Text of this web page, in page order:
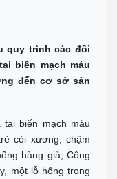
quy trình các đối
biến mạch máu
đến cơ sở sản
biến mạch máu
còi xương, chậm
hàng giả, Công
một lỗ hổng trong